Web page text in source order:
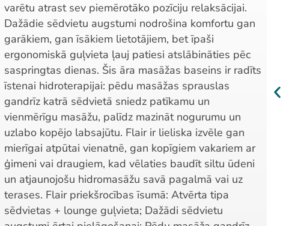
varētu atrast sev piemērotāko pozīciju relaksācijai.
Dažādie sēdvietu augstumi nodrošina komfortu gan
garākiem, gan īsākiem lietotājiem, bet īpaši
ergonomiskā guļvieta ļauj patiesi atslābināties pēc
saspringtas dienas. Šis āra masāžas baseins ir radīts
īstenai hidroterapijai: pēdu masāžas sprauslas
gandrīz katrā sēdvietā sniedz patīkamu un
vienmērīgu masāžu, palīdz mazināt nogurumu un
uzlabo kopējo labsajūtu. Flair ir lieliska izvēle gan
mierīgai atpūtai vienatnē, gan kopīgiem vakariem ar
ģimeni vai draugiem, kad vēlaties baudīt siltu ūdeni
un atjaunojošu hidromasāžu savā pagalmā vai uz
terases. Flair priekšrocības īsumā: Atvērta tipa
sēdvietas + lounge guļvieta; Dažādi sēdvietu